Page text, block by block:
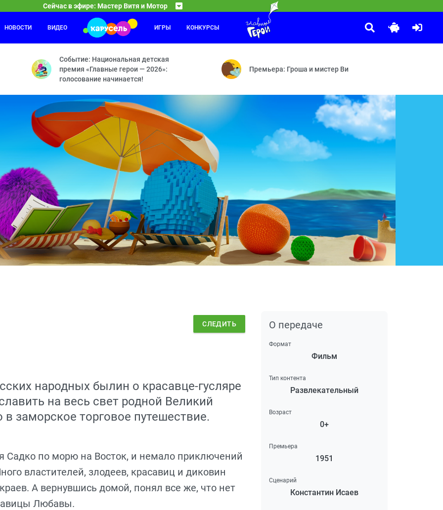
Сейчас в эфире: Мастер Витя и Мотор
и пчёлы — Улётные пироги — Гонки в Вауграде — Засушливый день — Музыкотик
Смешарики. Пинкод
Двигатель прогресса — Лучший из миров — Космические жмурки — Тайна сгоревшей планеты — Вальс Кабанюши —
Что, зачем и почему?
В 2025 году телеканалу «Карусель» исполняется 15 лет! В
НОВОСТИ ВИДЕО ИГРЫ КОНКУРСЫ
Событие: Национальная детская
премия «Главные герои — 2026»:
голосование начинается!
Премьера: Гроша и мистер Ви
СЛЕДИТЬ
народных былин о красавце-гусляре
на весь свет родной Великий
в заморское торговое путешествие.
Садко по морю на Восток, и немало приключений
властителей, злодеев, красавиц и диковин
А вернувшись домой, понял все же, что нет
Любавы.
О передаче
Формат
Фильм
Тип контента
Развлекательный
Возраст
0+
Премьера
1951
Сценарий
Константин Исаев